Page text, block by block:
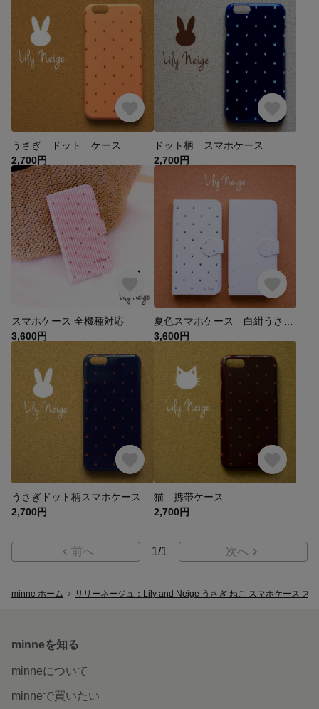
うさぎ ドット ケース
2,700円
ドット柄 スマホケース
2,700円
スマホケース 全機種対応
3,600円
3,600円
うさぎドット柄スマホケース
2,700円
猫 携帯ケース
2,700円
前へ 1/1 次へ
minne ホーム リリーネージュ：Lily and Neige うさぎ ねこ スマホケース ス
minneを知る
minneについて
minneで買いたい